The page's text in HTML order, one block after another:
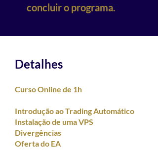
concluir o programa.
Detalhes
Curso Online de 1h
Introdução ao Trading Automático
Instalação de uma VPS
Divergências
Oferta do EA